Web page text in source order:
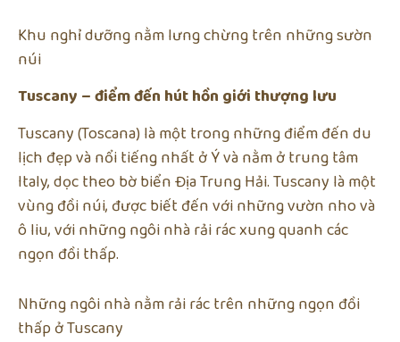
Khu nghỉ dưỡng nằm lưng chừng trên những sườn
núi
Tuscany – điểm đến hút hồn giới thượng lưu
Tuscany (Toscana) là một trong những điểm đến du
lịch đẹp và nổi tiếng nhất ở Ý và nằm ở trung tâm
Italy, dọc theo bờ biển Địa Trung Hải. Tuscany là một
vùng đồi núi, được biết đến với những vườn nho và
ô liu, với những ngôi nhà rải rác xung quanh các
ngọn đồi thấp.
Những ngôi nhà nằm rải rác trên những ngọn đồi
thấp ở Tuscany